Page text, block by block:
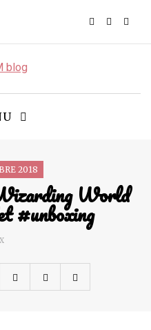
2018
World
#unboxing